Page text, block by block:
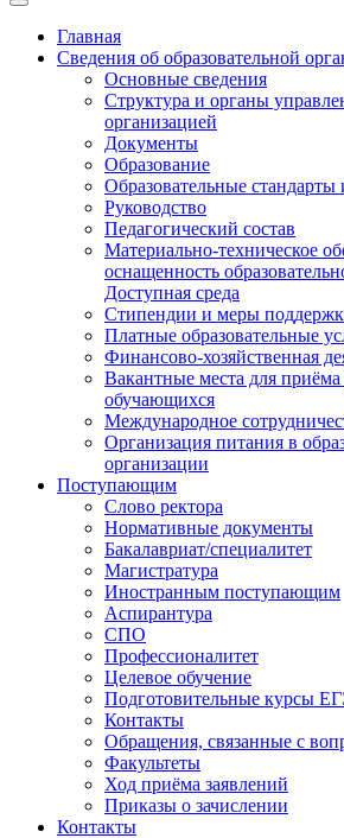
Главная
Сведения об образовательной
Основные сведения
Структура и органы
организацией
Документы
Образование
Образовательные стандарты
Руководство
Педагогический состав
Материально-техническое
оснащенность
Доступная среда
Стипендии и меры
Платные образовательные
Финансово-хозяйственная
Вакантные места для приёма
обучающихся
Международное
Организация питания в
организации
Поступающим
Слово ректора
Нормативные документы
Бакалавриат/специалитет
Магистратура
Иностранным поступающим
Аспирантура
СПО
Профессионалитет
Целевое обучение
Подготовительные курсы
Контакты
Обращения, связанные с
Факультеты
Ход приёма заявлений
Приказы о зачислении
Контакты